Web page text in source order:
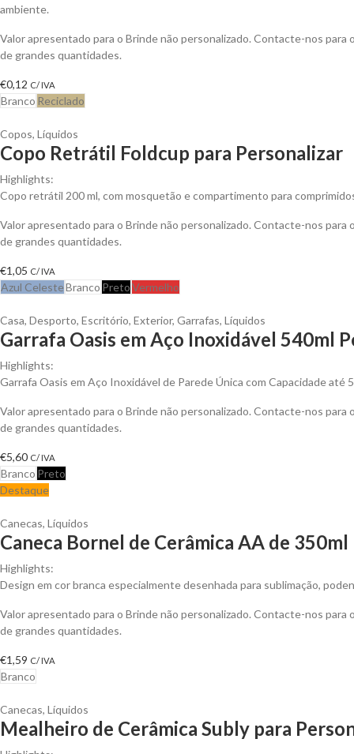
ambiente.
Valor apresentado para o Brinde não personalizado. Contacte-nos
de grandes quantidades.
€0,12 C/ IVA
Branco Reciclado
Copos, Líquidos
Copo Retrátil Foldcup para Personalizar
Highlights:
Copo retrátil 200 ml, com mosquetão e compartimento para
Valor apresentado para o Brinde não personalizado. Contacte-nos
de grandes quantidades.
€1,05 C/ IVA
Azul CelesteBranco PretoVermelho
Casa, Desporto, Escritório, Exterior, Garrafas, Líquidos
Garrafa Oasis em Aço Inoxidável 540ml
Highlights:
Garrafa Oasis em Aço Inoxidável de Parede Única com Capacidade até
Valor apresentado para o Brinde não personalizado. Contacte-nos
de grandes quantidades.
€5,60 C/ IVA
Branco Preto
Destaque
Canecas, Líquidos
Caneca Bornel de Cerâmica AA de
Highlights:
Design em cor branca especialmente desenhada para sublimação,
Valor apresentado para o Brinde não personalizado. Contacte-nos
de grandes quantidades.
€1,59 C/ IVA
Branco
Canecas, Líquidos
Mealheiro de Cerâmica Subly para